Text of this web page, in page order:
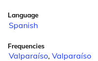
Language
Spanish
Frequencies
Valparaíso, Valparaíso